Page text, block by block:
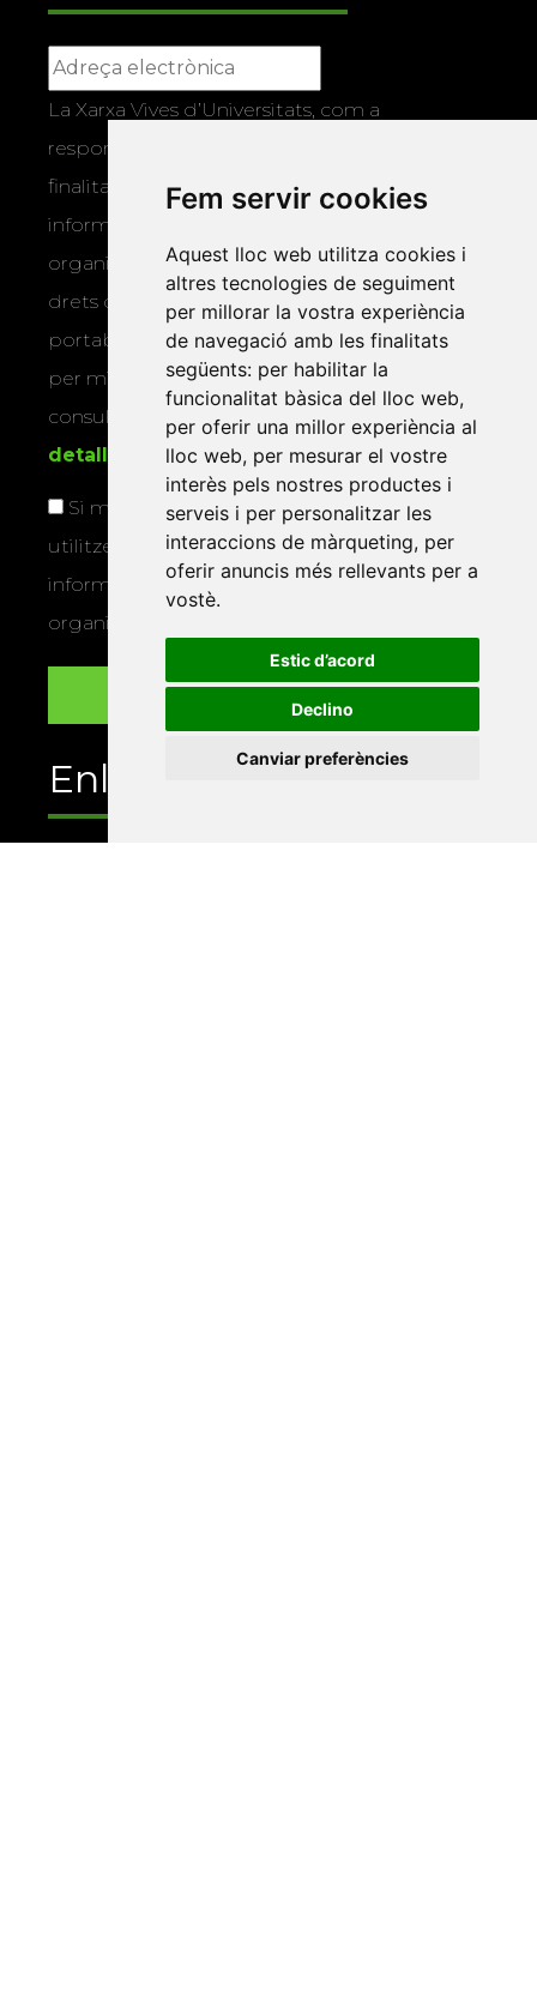
Fem servir cookies
Aquest lloc web utilitza cookies i
altres tecnologies de seguiment
per millorar la vostra experiència
de navegació amb les finalitats
següents: per habilitar la
funcionalitat bàsica del lloc web,
per oferir una millor experiència al
lloc web, per mesurar el vostre
interès pels nostres productes i
serveis i per personalitzar les
interaccions de màrqueting, per
oferir anuncis més rellevants per a
vostè.
Estic d’acord
Declino
Canviar preferències
La Xarxa Vives d’Universitats, com a
responsable, tractarà les vostres dades amb la
finalitat de gestionar la vostra subscripció i
informar-vos dels actes i activitats que
organitza la Xarxa Vives. Podeu exercir els
drets d’accés, rectificació, supressió,
portabilitat, limitació o oposició al tractament
per mitjans físics o electrònics. Podeu
consultar la
informació addicional i
detallada sobre protecció de dades.
Si marqueu aquesta casella, consentiu que
utilitzem les vostres dades per a enviar-vos
informació sobre els actes i activitats que
organitza la Xarxa Vives.
Enllaços